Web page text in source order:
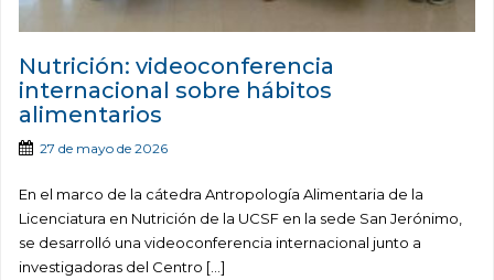
Nutrición: videoconferencia
internacional sobre hábitos
alimentarios
27 de mayo de 2026
En el marco de la cátedra Antropología Alimentaria de la
Licenciatura en Nutrición de la UCSF en la sede San Jerónimo,
se desarrolló una videoconferencia internacional junto a
investigadoras del Centro […]